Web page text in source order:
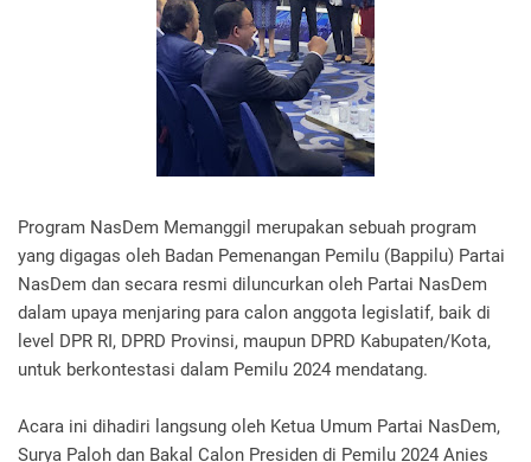
Program NasDem Memanggil merupakan sebuah program
yang digagas oleh Badan Pemenangan Pemilu (Bappilu) Partai
NasDem dan secara resmi diluncurkan oleh Partai NasDem
dalam upaya menjaring para calon anggota legislatif, baik di
level DPR RI, DPRD Provinsi, maupun DPRD Kabupaten/Kota,
untuk berkontestasi dalam Pemilu 2024 mendatang.
Acara ini dihadiri langsung oleh Ketua Umum Partai NasDem,
Surya Paloh dan Bakal Calon Presiden di Pemilu 2024 Anies